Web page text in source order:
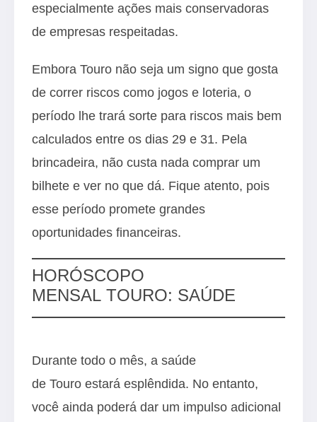
especialmente ações mais conservadoras
de empresas respeitadas.
Embora Touro não seja um signo que gosta
de correr riscos como jogos e loteria, o
período lhe trará sorte para riscos mais bem
calculados entre os dias 29 e 31. Pela
brincadeira, não custa nada comprar um
bilhete e ver no que dá. Fique atento, pois
esse período promete grandes
oportunidades financeiras.
HORÓSCOPO
MENSAL TOURO: SAÚDE
Durante todo o mês, a saúde
de Touro estará esplêndida. No entanto,
você ainda poderá dar um impulso adicional